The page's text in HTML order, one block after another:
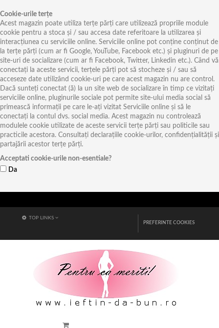
Cookie-urile terțe
Acest magazin poate utiliza terțe părți care utilizează propriile module
cookie pentru a stoca și / sau accesa date referitoare la utilizarea și
interacțiunea cu serviciile online. Serviciile online pot conține conținut de
la terțe părți (cum ar fi Google, YouTube, Facebook etc.) și pluginuri de pe
site-uri de socializare (cum ar fi Facebook, Twitter, Linkedin etc.). Când vă
conectați la aceste servicii, terțele părți pot să stocheze și / sau să
acceseze date utilizând cookie-uri pe care acest magazin nu are control.
Dacă sunteți conectat (ă) la un site web de socializare în timp ce vizitați
serviciile online, pluginurile sociale pot permite site-ului media social să
primească informații pe care le-ați vizitat Serviciile online și să le
conectați la contul dvs. social media. Acest magazin nu controlează
modulele cookie utilizate de aceste servicii terțe părți sau politicile sau
practicile acestora. Consultați declarațiile cookie-urilor, confidențialității și
partajării acestor terțe părți.
Acceptati cookie-urile non-esentiale?
Da
TOP LINKS
PREFERINTE COOKIES